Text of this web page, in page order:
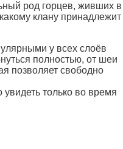
род горцев, живших в
клану принадлежит
у всех слоёв
полностью, от шеи
позволяет свободно
только во время